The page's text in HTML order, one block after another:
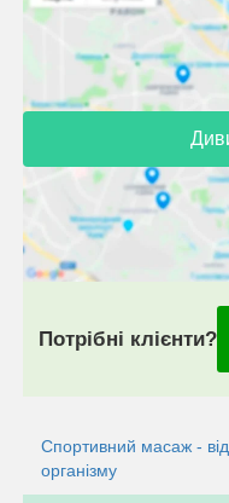
Потрібні клієнти?
Спортивний масаж -
організму